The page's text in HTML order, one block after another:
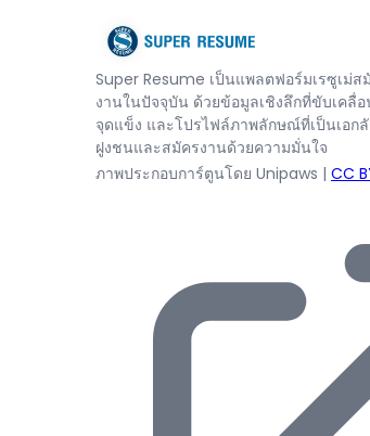
Super Resume เป็นแพลตฟอร์มเรซูเม่
งานในปัจจุบัน ด้วยข้อมูลเชิงลึกที่ขับเคลื่อ
จุดแข็ง และโปรไฟล์ภาพลักษณ์ที่เป็นเอ
ฝูงชนและสมัครงานด้วยความมั่นใจ
ภาพประกอบการ์ตูนโดย Unipaws | CC